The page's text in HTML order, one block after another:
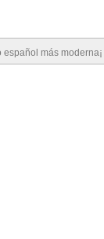
más moderna¡